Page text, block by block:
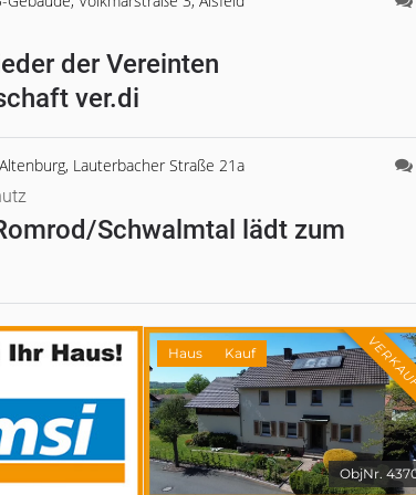
der Vereinten
ver.di
Lauterbacher Straße 21a
Schwalmtal lädt zum